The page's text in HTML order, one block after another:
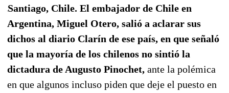
Santiago, Chile. El embajador de Chile en
Argentina, Miguel Otero, salió a aclarar sus
dichos al diario Clarín de ese país, en que señaló
que la mayoría de los chilenos no sintió la
dictadura de Augusto Pinochet, ante la polémica
en que algunos incluso piden que deje el puesto en